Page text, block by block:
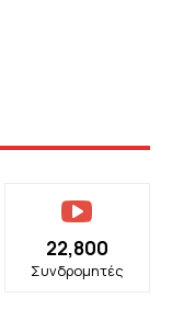
22,800
Συνδρομητές